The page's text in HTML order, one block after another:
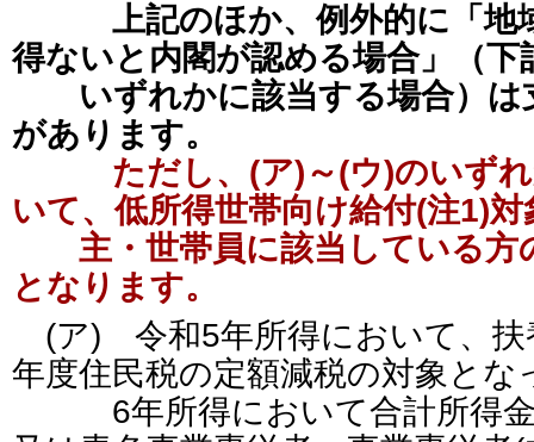
上記のほか、例外的に「
得ないと内閣が認める場合」（下
いずれかに該当する場合）は
があります。
ただし、(ア)～(ウ)のいず
いて、低所得世帯向け給付(注1)
主・世帯員に該当している方
となります。
(ア) 令和5年所得において、扶
年度住民税の定額減税の対象とな
6年所得において合計所得金